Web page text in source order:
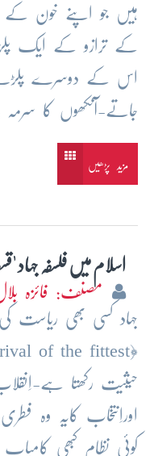
ہیں جو اپنے خون
کے ترازو کے ایک
اس کے دوسرے پلڑے
جاتے-آنکھوں کا
مزید پڑھیں
اسلام میں فلسفہ جہاد
مصنف: فائزہ
جہاد کسی بھی ریاست
حیثیت رکھتا ہے-
اوراِنتخاب کایہ وہ
کوئی نظام کبھی